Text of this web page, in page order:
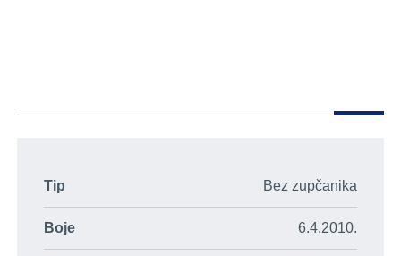
Tip Bez zupčanika
Boje 6.4.2010.